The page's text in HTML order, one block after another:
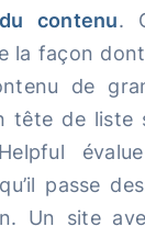
contenu.
la façon
de
de liste
passe
Un site